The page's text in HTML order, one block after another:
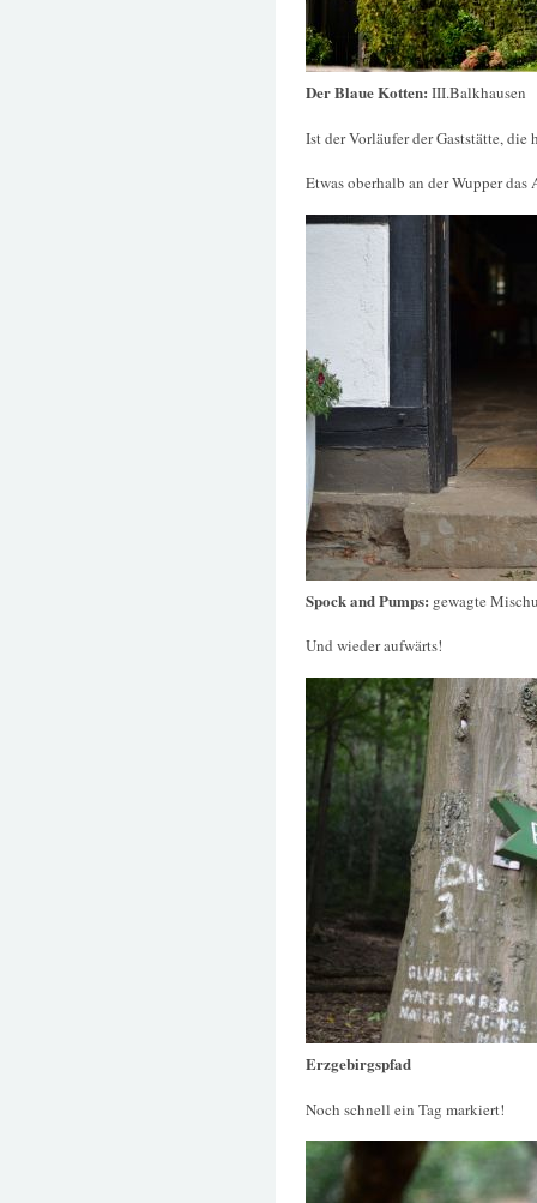
Der Blaue Kotten: III.Balkhausen
Ist der Vorläufer der Gaststätte, die
Etwas oberhalb an der Wupper
Spock and Pumps: gewagte
Und wieder aufwärts!
Erzgebirgspfad
Noch schnell ein Tag markiert!